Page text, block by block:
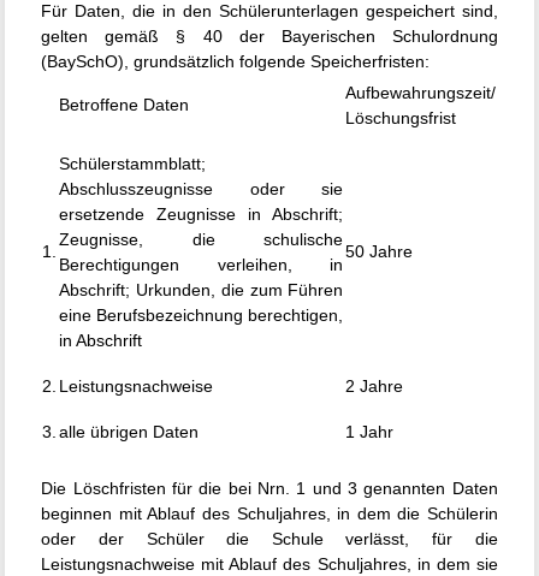
Für Daten, die in den Schülerunterlagen gespeichert sind,
gelten gemäß § 40 der Bayerischen Schulordnung
(BaySchO), grundsätzlich folgende Speicherfristen:
Betroffene Daten
Aufbewahrungszeit/
Löschungsfrist
1.
Schülerstammblatt;
Abschlusszeugnisse oder sie
ersetzende Zeugnisse in Abschrift;
Zeugnisse, die schulische
Berechtigungen verleihen, in
Abschrift; Urkunden, die zum Führen
eine Berufsbezeichnung berechtigen,
in Abschrift
50 Jahre
2. Leistungsnachweise 2 Jahre
3. alle übrigen Daten 1 Jahr
Die Löschfristen für die bei Nrn. 1 und 3 genannten Daten
beginnen mit Ablauf des Schuljahres, in dem die Schülerin
oder der Schüler die Schule verlässt, für die
Leistungsnachweise mit Ablauf des Schuljahres, in dem sie